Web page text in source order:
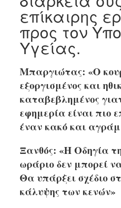
επίκαιρης
προς τον
Υγείας.
Μπαργιώτας: «Ο
εξοργισμένος και
καταβεβλημένος
εφημερία είναι πιο
έναν κακό και
Ξανθός: «Η Οδηγία
ωράριο δεν μπορεί
Θα υπάρξει σχέδιο
κάλυψης των κενών»